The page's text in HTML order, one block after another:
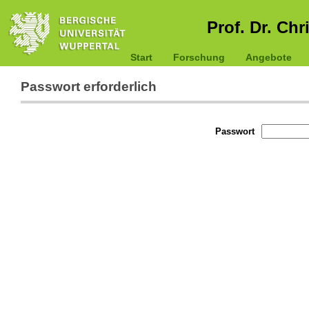
Prof. Dr.
Start Forschung Angebote
Passwort erforderlich
Passwort